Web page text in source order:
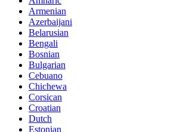
Armenian
Azerbaijani
Belarusian
Bengali
Bosnian
Bulgarian
Cebuano
Chichewa
Corsican
Croatian
Dutch
Estonian